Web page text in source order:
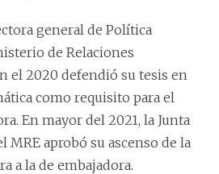
general de Política
de Relaciones
el 2020 defendió su tesis en
como requisito para el
En mayor del 2021, la Junta
MRE aprobó su ascenso de la
a la de embajadora.